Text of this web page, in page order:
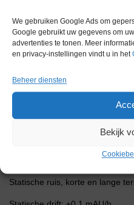
We gebruiken Google Ads om
Google gebruikt uw gegevens om
advertenties te tonen. Meer
en privacy-instellingen vindt u in het
Beheer diensten
Bekijk
lamppositie en filter
Optische weglengte: 2 nm
Volume detectorcel: 30 µL
Absorptiebereik: 0,01 – 5 AU
Bereik automatisch nul: -0,2 –
Lineariteit, afwijking: < 3% tot 2
Statische ruis, korte en lange